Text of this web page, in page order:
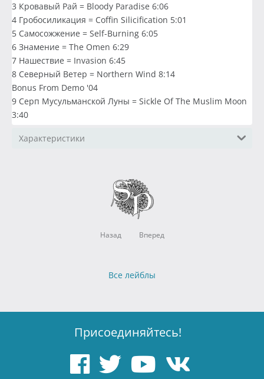
3 Кровавый Рай = Bloody Paradise 6:06
4 Гробосиликация = Coffin Silicification 5:01
5 Самосожжение = Self-Burning 6:05
6 Знамение = The Omen 6:29
7 Нашествие = Invasion 6:45
8 Северный Ветер = Northern Wind 8:14
Bonus From Demo '04
9 Серп Мусульманской Луны = Sickle Of The Muslim Moon
3:40
Характеристики
Назад Вперед
Все лейблы
Присоединяйтесь!